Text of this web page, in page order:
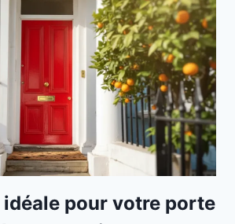
pour votre porte